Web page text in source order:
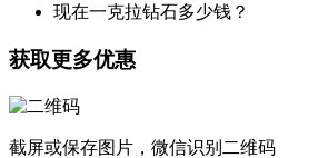
现在一克拉钻石多少钱？
获取更多优惠
截屏或保存图片，微信识别二维码